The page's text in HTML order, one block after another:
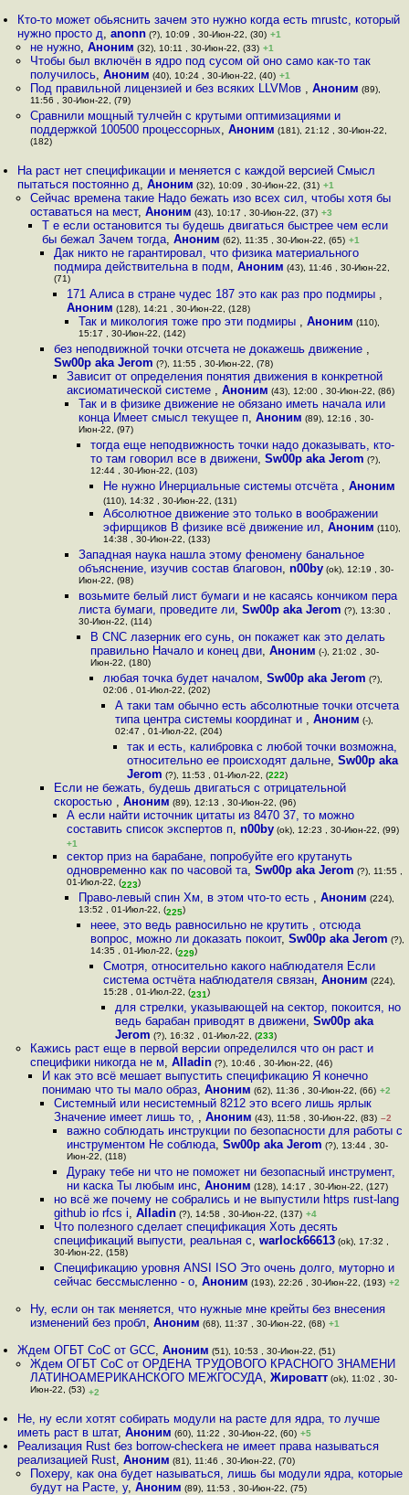
Кто-то может обьяснить зачем это нужно когда есть mrustc, который
нужно просто д,anonn (?), 10:09 , 30-Июн-22, (30) +1
не нужно, Аноним (32), 10:11 , 30-Июн-22, (33) +1
Чтобы был включён в ядро под сусом ой оно само как-то так
получилось, Аноним (40), 10:24 , 30-Июн-22, (40) +1
Под правильной лицензией и без всяких LLVMов , Аноним (89),
11:56 , 30-Июн-22, (79)
Сравнили мощный тулчейн с крутыми оптимизациями и
поддержкой 100500 процессорных, Аноним (181), 21:12 , 30-Июн-22,
(182)
На раст нет спецификации и меняется с каждой версией Смысл
пытаться постоянно д,Аноним (32), 10:09 , 30-Июн-22, (31) +1
Сейчас времена такие Надо бежать изо всех сил, чтобы хотя бы
оставаться на мест, Аноним (43), 10:17 , 30-Июн-22, (37) +3
Т е если остановится ты будешь двигаться быстрее чем если
бы бежал Зачем тогда, Аноним (62), 11:35 , 30-Июн-22, (65) +1
Дак никто не гарантировал, что физика материального
подмира действительна в подм,Аноним (43), 11:46 , 30-Июн-22,
(71)
171 Алиса в стране чудес 187 это как раз про подмиры ,
Аноним (128), 14:21 , 30-Июн-22, (128)
Так и микология тоже про эти подмиры , Аноним (110),
15:17 , 30-Июн-22, (142)
без неподвижной точки отсчета не докажешь движение ,
Sw00p aka Jerom (?), 11:55 , 30-Июн-22, (78)
Зависит от определения понятия движения в конкретной
аксиоматической системе , Аноним (43), 12:00 , 30-Июн-22, (86)
Так и в физике движение не обязано иметь начала или
конца Имеет смысл текущее п, Аноним (89), 12:16 , 30-
Июн-22, (97)
тогда еще неподвижность точки надо доказывать, кто-
то там говорил все в движени,Sw00p aka Jerom (?),
12:44 , 30-Июн-22, (103)
Не нужно Инерциальные системы отсчёта , Аноним
(110), 14:32 , 30-Июн-22, (131)
Абсолютное движение это только в воображении
эфирщиков В физике всё движение ил, Аноним (110),
14:38 , 30-Июн-22, (133)
Западная наука нашла этому феномену банальное
объяснение, изучив состав благовон, n00by(ok), 12:19 , 30-
Июн-22, (98)
возьмите белый лист бумаги и не касаясь кончиком пера
листа бумаги, проведите ли, Sw00p aka Jerom (?), 13:30 ,
30-Июн-22, (114)
В CNC лазерник его сунь, он покажет как это делать
правильно Начало и конец дви,Аноним (-), 21:02 , 30-
Июн-22, (180)
любая точка будет началом, Sw00p aka Jerom (?),
02:06 , 01-Июл-22, (202)
А таки там обычно есть абсолютные точки отсчета
типа центра системы координат и , Аноним (-),
02:47 , 01-Июл-22, (204)
так и есть, калибровка с любой точки возможна,
относительно ее происходят дальне,Sw00p aka
Jerom (?), 11:53 , 01-Июл-22, (222)
Если не бежать, будешь двигаться с отрицательной
скоростью ,Аноним (89), 12:13 , 30-Июн-22, (96)
А если найти источник цитаты из 8470 37, то можно
составить список экспертов п, n00by(ok), 12:23 , 30-Июн-22, (99)
+1
сектор приз на барабане, попробуйте его крутануть
одновременно как по часовой та, Sw00p aka Jerom (?), 11:55 ,
01-Июл-22, (223)
Право-левый спин Хм, в этом что-то есть , Аноним (224),
13:52 , 01-Июл-22, (225)
неее, это ведь равносильно не крутить , отсюда
вопрос, можно ли доказать покоит,Sw00p aka Jerom (?),
14:35 , 01-Июл-22, (229)
Смотря, относительно какого наблюдателя Если
система остчёта наблюдателя связан, Аноним (224),
15:28 , 01-Июл-22, (231)
для стрелки, указывающей на сектор, покоится, но
ведь барабан приводят в движени, Sw00p aka
Jerom (?), 16:32 , 01-Июл-22, (233)
Кажись раст еще в первой версии определился что он раст и
специфики никогда не м, Alladin(?), 10:46 , 30-Июн-22, (46)
И как это всё мешает выпустить спецификацию Я конечно
понимаю что ты мало образ, Аноним (62), 11:36 , 30-Июн-22, (66) +2
Системный или несистемный 8212 это всего лишь ярлык
Значение имеет лишь то, ,Аноним (43), 11:58 , 30-Июн-22, (83) –2
важно соблюдать инструкции по безопасности для работы с
инструментом Не соблюда, Sw00p aka Jerom (?), 13:44 , 30-
Июн-22, (118)
Дураку тебе ни что не поможет ни безопасный инструмент,
ни каска Ты любым инс, Аноним (128), 14:17 , 30-Июн-22, (127)
но всё же почему не собрались и не выпустили https rust-lang
github io rfcs i,Alladin (?), 14:58 , 30-Июн-22, (137) +4
Что полезного сделает спецификация Хоть десять
спецификаций выпусти, реальная с,warlock66613 (ok), 17:32 ,
30-Июн-22, (158)
Спецификацию уровня ANSI ISO Это очень долго, муторно и
сейчас бессмысленно - о,Аноним (193), 22:26 , 30-Июн-22, (193) +2
Ну, если он так меняется, что нужные мне крейты без внесения
изменений без пробл, Аноним (68), 11:37 , 30-Июн-22, (68) +1
Ждем ОГБТ CoC от GCC,Аноним (51), 10:53 , 30-Июн-22, (51)
Ждем ОГБТ CoC от ОРДЕНА ТРУДОВОГО КРАСНОГО ЗНАМЕНИ
ЛАТИНОАМЕРИКАНСКОГО МЕЖГОСУДА, Жироватт(ok), 11:02 , 30-
Июн-22, (53) +2
Не, ну если хотят собирать модули на расте для ядра, то лучше
иметь раст в штат,Аноним (60), 11:22 , 30-Июн-22, (60) +5
Реализация Rust без borrow-checkerа не имеет права называться
реализацией Rust,Аноним (81), 11:46 , 30-Июн-22, (70)
Похеру, как она будет называться, лишь бы модули ядра, которые
будут на Расте, у, Аноним (89), 11:53 , 30-Июн-22, (75)